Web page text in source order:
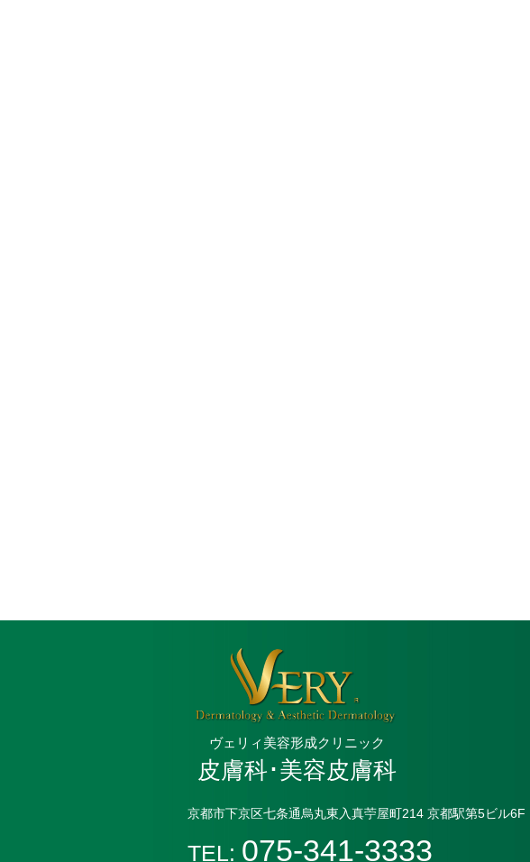
ヴェリィ美容形成クリニック
皮膚科･美容皮膚科
京都市下京区七条通烏丸東入真苧屋町214 京都駅第5ビル6F
TEL: 075-341-3333